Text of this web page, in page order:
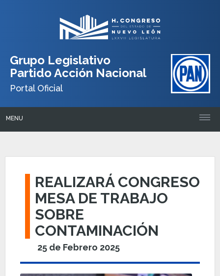
Grupo Legislativo
Partido Acción Nacional
Portal Oficial
MENU
REALIZARÁ CONGRESO
MESA DE TRABAJO
SOBRE
CONTAMINACIÓN
25 de Febrero 2025